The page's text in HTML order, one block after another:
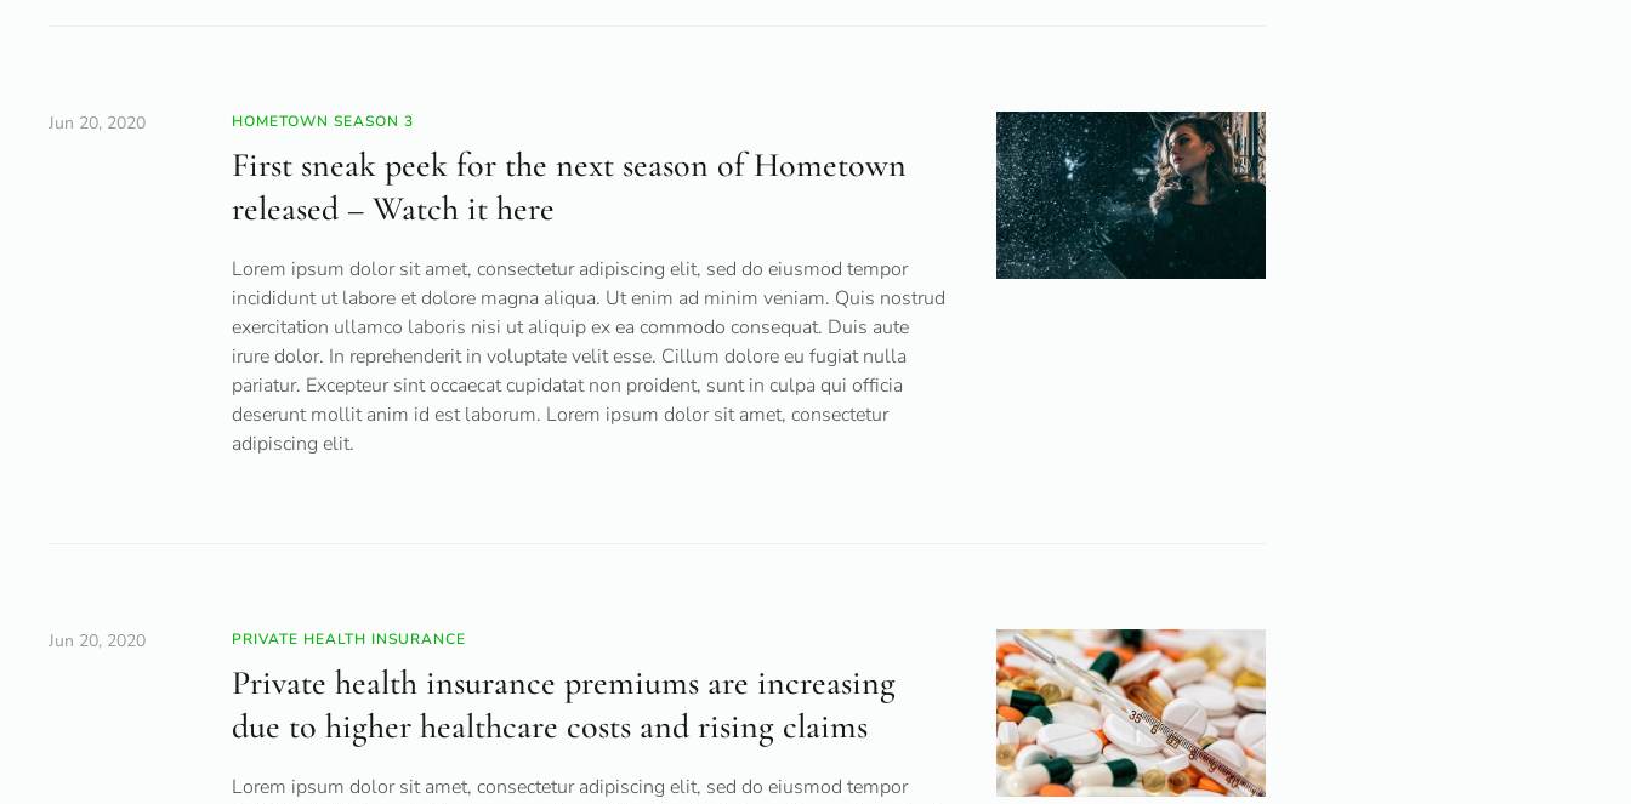
Jun 20, 2020 HOMETOWN SEASON 3
First sneak peek for the next season of Hometown
released – Watch it here
Lorem ipsum dolor sit amet, consectetur adipiscing elit, sed do eiusmod tempor
incididunt ut labore et dolore magna aliqua. Ut enim ad minim veniam. Quis nostrud
exercitation ullamco laboris nisi ut aliquip ex ea commodo consequat. Duis aute
irure dolor. In reprehenderit in voluptate velit esse. Cillum dolore eu fugiat nulla
pariatur. Excepteur sint occaecat cupidatat non proident, sunt in culpa qui officia
deserunt mollit anim id est laborum. Lorem ipsum dolor sit amet, consectetur
adipiscing elit.
Jun 20, 2020 PRIVATE HEALTH INSURANCE
Private health insurance premiums are increasing
due to higher healthcare costs and rising claims
Lorem ipsum dolor sit amet, consectetur adipiscing elit, sed do eiusmod tempor